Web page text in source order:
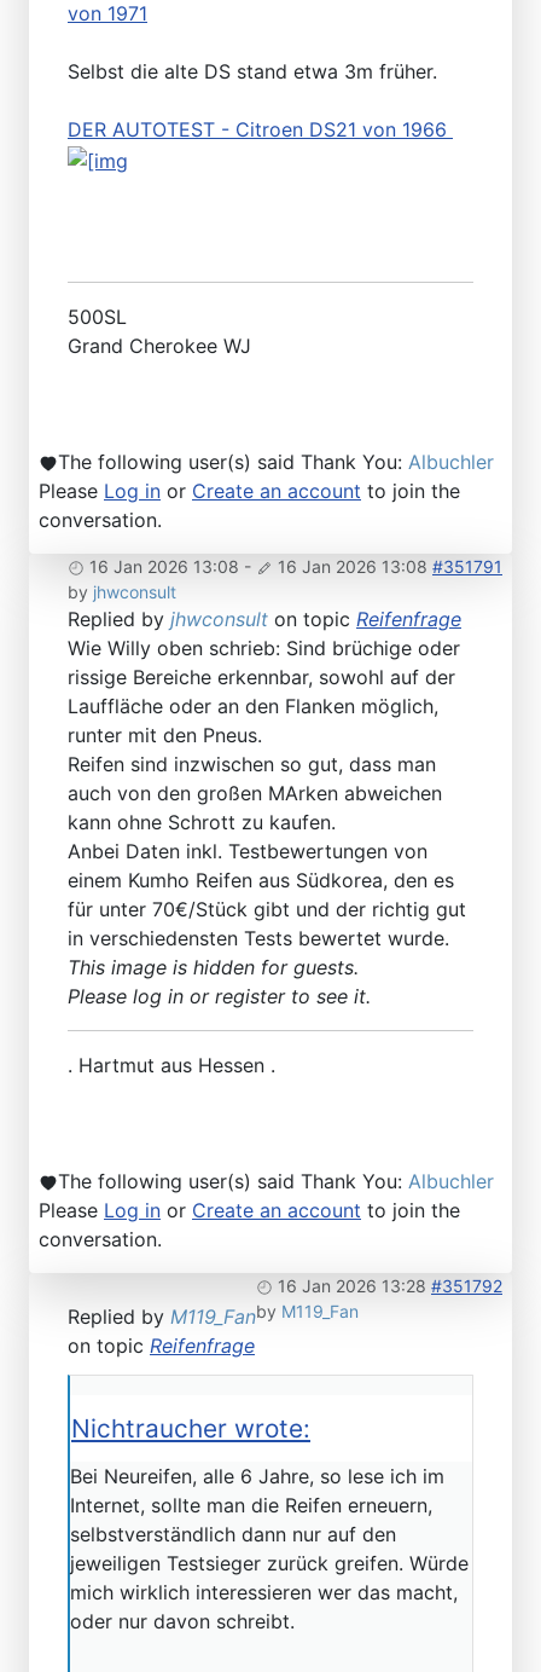
von 1971
Selbst die alte DS stand etwa 3m früher.
DER AUTOTEST - Citroen DS21 von 1966
500SL
Grand Cherokee WJ
The following user(s) said Thank You: Albuchler
Please Log in or Create an account to join the
conversation.
16 Jan 2026 13:08 - 16 Jan 2026 13:08 #351791
by jhwconsult
Replied by jhwconsult on topic Reifenfrage
Wie Willy oben schrieb: Sind brüchige oder
rissige Bereiche erkennbar, sowohl auf der
Lauffläche oder an den Flanken möglich,
runter mit den Pneus.
Reifen sind inzwischen so gut, dass man
auch von den großen MArken abweichen
kann ohne Schrott zu kaufen.
Anbei Daten inkl. Testbewertungen von
einem Kumho Reifen aus Südkorea, den es
für unter 70€/Stück gibt und der richtig gut
in verschiedensten Tests bewertet wurde.
This image is hidden for guests.
Please log in or register to see it.
. Hartmut aus Hessen .
The following user(s) said Thank You: Albuchler
Please Log in or Create an account to join the
conversation.
16 Jan 2026 13:28 #351792
by M119_Fan
Replied by M119_Fan
on topic Reifenfrage
Nichtraucher wrote:
Bei Neureifen, alle 6 Jahre, so lese ich im
Internet, sollte man die Reifen erneuern,
selbstverständlich dann nur auf den
jeweiligen Testsieger zurück greifen. Würde
mich wirklich interessieren wer das macht,
oder nur davon schreibt.